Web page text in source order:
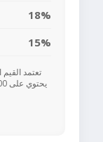
18%
15%